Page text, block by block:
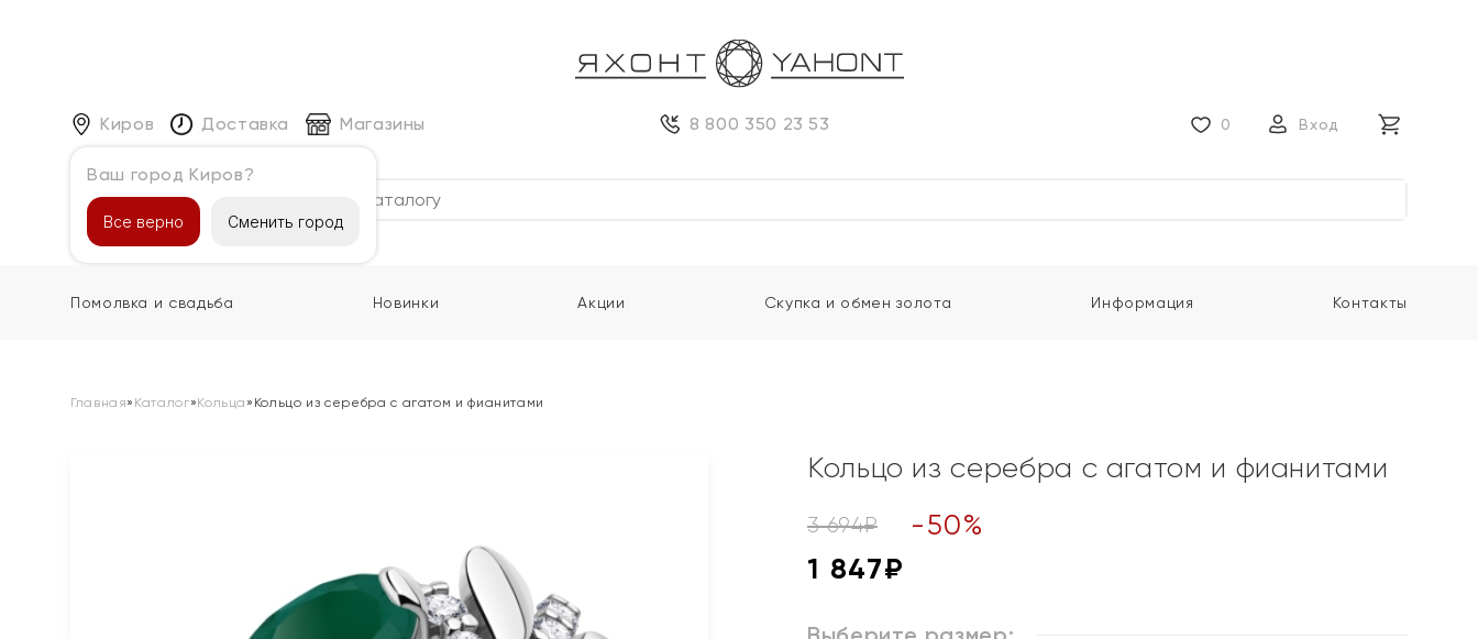
Киров
Ваш город Киров?
Все верно Сменить город
Доставка Магазины 8 800 350 23 53 0 Вход
Каталог
Помолвка и свадьба Новинки Акции Скупка и обмен золота Информация Контакты
Главная» Каталог»Кольца » Кольцо из серебра с агатом и фианитами
Кольцо из серебра с агатом и фианитами
3 694₽ -50%
1 847₽